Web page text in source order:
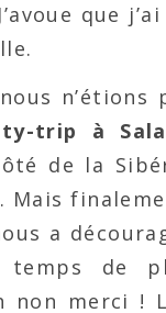
que
n’étions
trip à
de la
Mais
a
temps de
non merci !